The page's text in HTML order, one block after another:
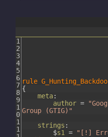
1
2
3
4
5
6
7
8
9
1
0
1
1
rule
{
meta:
author =
Group (GTIG)"
strings :
$s1 =
"[!]